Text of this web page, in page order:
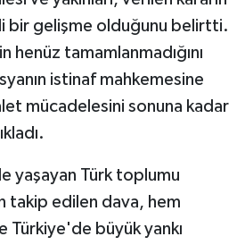
bir gelişme olduğunu belirtti.
henüz tamamlanmadığını
istinaf mahkemesine
mücadelesini sonuna kadar
yaşayan Türk toplumu
takip edilen dava, hem
Türkiye'de büyük yankı